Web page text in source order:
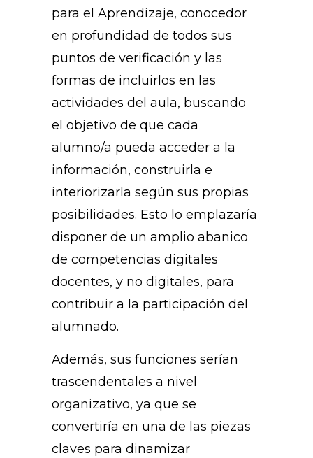
para el Aprendizaje, conocedor
en profundidad de todos sus
puntos de verificación y las
formas de incluirlos en las
actividades del aula, buscando
el objetivo de que cada
alumno/a pueda acceder a la
información, construirla e
interiorizarla según sus propias
posibilidades. Esto lo emplazaría
disponer de un amplio abanico
de competencias digitales
docentes, y no digitales, para
contribuir a la participación del
alumnado.
Además, sus funciones serían
trascendentales a nivel
organizativo, ya que se
convertiría en una de las piezas
claves para dinamizar